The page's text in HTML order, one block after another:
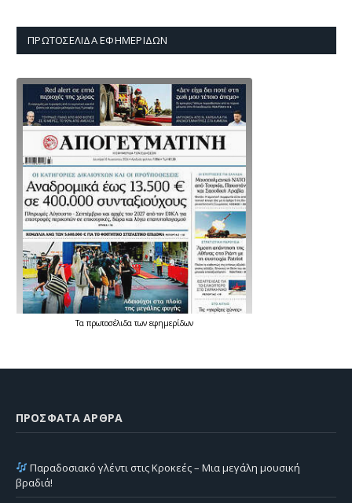
ΠΡΩΤΟΣΈΛΙΔΑ ΕΦΗΜΕΡΊΔΩΝ
Τα πρωτοσέλιδατων εφημερίδων
ΠΡΌΣΦΑΤΑ ΆΡΘΡΑ
Παραδοσιακό γλέντι στις Κροκεές – Μια μεγάλη μουσική
βραδιά!